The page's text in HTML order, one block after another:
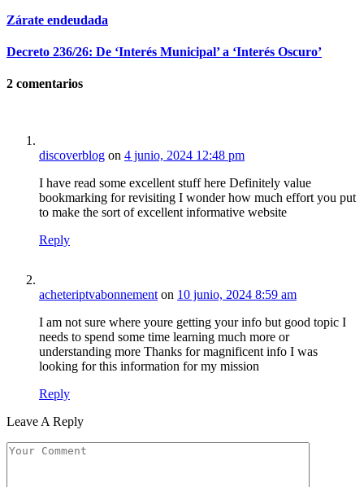
Zárate endeudada
Decreto 236/26: De ‘Interés Municipal’ a ‘Interés Oscuro’
2 comentarios
discoverblog on 4 junio, 2024 12:48 pm
I have read some excellent stuff here Definitely value
bookmarking for revisiting I wonder how much effort you put
to make the sort of excellent informative website
Reply
acheteriptvabonnement on 10 junio, 2024 8:59 am
I am not sure where youre getting your info but good topic I
needs to spend some time learning much more or
understanding more Thanks for magnificent info I was
looking for this information for my mission
Reply
Leave A Reply